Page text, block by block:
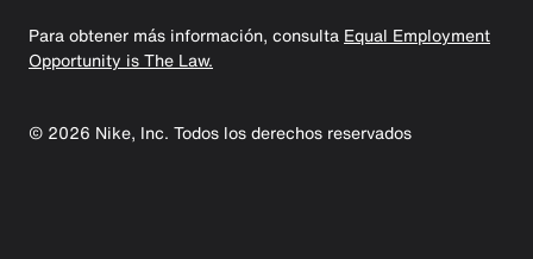
Para obtener más información, consulta Equal Employment
Opportunity is The Law.
© 2026 Nike, Inc. Todos los derechos reservados